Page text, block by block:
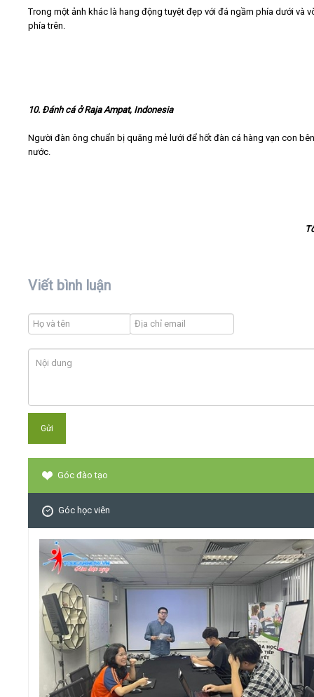
Trong một ảnh khác là hang động tuyệt đẹp với đá ngầm phía dưới và
phía trên.
10. Đánh cá ở Raja Ampat, Indonesia
Người đàn ông chuẩn bị quăng mẻ lưới để hốt đàn cá hàng vạn con
nước.
Viết bình luận
Góc đào tạo
Góc học viên